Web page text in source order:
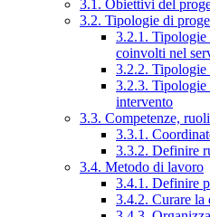
3.1. Obiettivi del
3.2. Tipologie di
3.2.1. Tipologie
coinvolti nel
3.2.2. Tipologie
3.2.3. Tipologie
intervento
3.3. Competenze,
3.3.1.
3.3.2. Definire
3.4. Metodo di lavoro
3.4.1. Definire
3.4.2. Curare la